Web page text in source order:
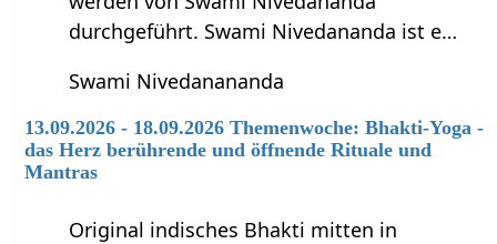
durchgeführt. Swami Nivedananda ist e…
Swami Nivedanananda
13.09.2026 - 18.09.2026 Themenwoche: Bhakti-Yoga -
das Herz berührende und öffnende Rituale und
Mantras
Original indisches Bhakti mitten in